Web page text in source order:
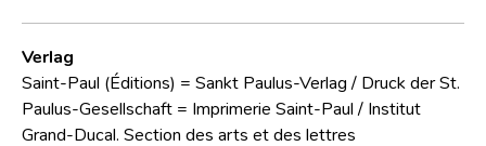
Verlag
Saint-Paul (Éditions) = Sankt Paulus-Verlag / Druck der St.
Paulus-Gesellschaft = Imprimerie Saint-Paul / Institut
Grand-Ducal. Section des arts et des lettres